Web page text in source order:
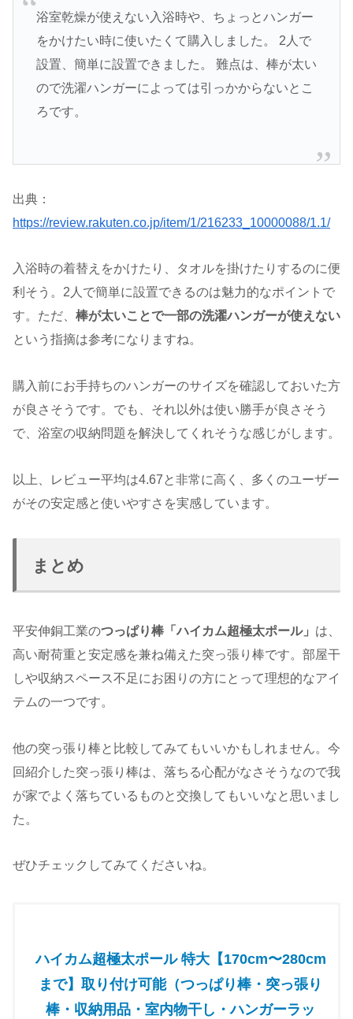
浴室乾燥が使えない入浴時や、ちょっとハンガー
をかけたい時に使いたくて購入しました。 2人で
設置、簡単に設置できました。 難点は、棒が太い
ので洗濯ハンガーによっては引っかからないとこ
ろです。
出典：
https://review.rakuten.co.jp/item/1/216233_10000088/1.1/
入浴時の着替えをかけたり、タオルを掛けたりするのに便
利そう。2人で簡単に設置できるのは魅力的なポイントで
す。ただ、 棒が太いことで一部の洗濯ハンガーが使えない
という指摘は参考になりますね。
購入前にお手持ちのハンガーのサイズを確認しておいた方
が良さそうです。でも、それ以外は使い勝手が良さそう
で、浴室の収納問題を解決してくれそうな感じがします。
以上、レビュー平均は4.67と非常に高く、多くのユーザー
がその安定感と使いやすさを実感しています。
まとめ
平安伸銅工業のつっぱり棒「ハイカム超極太ポール」 は、
高い耐荷重と安定感を兼ね備えた突っ張り棒です。部屋干
しや収納スペース不足にお困りの方にとって理想的なアイ
テムの一つです。
他の突っ張り棒と比較してみてもいいかもしれません。今
回紹介した突っ張り棒は、落ちる心配がなさそうなので我
が家でよく落ちているものと交換してもいいなと思いまし
た。
ぜひチェックしてみてくださいね。
ハイカム超極太ポール 特大【170cm〜280cm
まで】取り付け可能（つっぱり棒・突っ張り
棒・収納用品・室内物干し・ハンガーラッ